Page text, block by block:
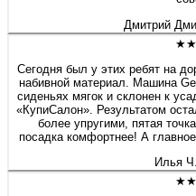
Дмитрий
Сегодня был у этих ребят на
набивной материал. Машина
сиденьях мягок и склонен к
«КупиСалон». Результатом
более упругими, пятая
посадка комфортнее! А
короткая экскурсия по
люди «болеют» своим делом,
Илья Ч.